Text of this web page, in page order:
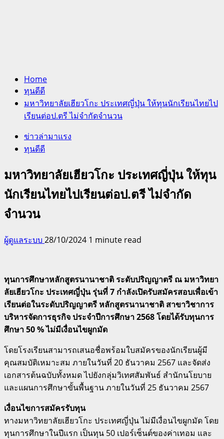
Home
ทุนดีดี
มหาวิทยาลัยเฮียวโกะ ประเทศญี่ปุ่น ให้ทุนนักเรียนไทยไป
เรียนต่อป.ตรี ไม่จำกัดจำนวน
ข่าวล่ามาแรง
ทุนดีดี
มหาวิทยาลัยเฮียวโกะ ประเทศญี่ปุ่น ให้ทุน
นักเรียนไทยไปเรียนต่อป.ตรี ไม่จำกัด
จำนวน
ผู้ดูแลระบบ 28/10/2024 1 minute read
ทุนการศึกษาหลักสูตรนานาชาติ ระดับปริญญาตรี ณ มหาวิทยา
ลัยเฮียวโกะ ประเทศญี่ปุ่น รุ่นที่ 7 กำลังเปิดรับสมัครสอบเพื่อเข้า
เรียนต่อในระดับปริญญาตรี หลักสูตรนานาชาติ สาขาวิชาการ
บริหารจัดการธุรกิจ ประจำปีการศึกษา 2568 โดยได้รับทุนการ
ศึกษา 50 % ไม่มีเงื่อนไขผูกมัด
โดยโรงเรียนสามารถเสนอชื่อพร้อมใบสมัครของนักเรียนผู้มี
คุณสมบัติเหมาะสม ภายในวันที่ 20 ธันวาคม 2567 และจัดส่ง
เอกสารต้นฉบับทั้งหมด ไปยังกลุ่มวิเทศสัมพันธ์ สำนักนโยบาย
และแผนการศึกษาขั้นพื้นฐาน ภายในวันที่ 25 ธันวาคม 2567
เงื่อนไขการสมัครรับทุน
ทางมหาวิทยาลัยเฮียวโกะ ประเทศญี่ปุ่น ไม่มีเงื่อนไขผูกมัด โดย
ทุนการศึกษาในปีแรก เป็นทุน 50 เปอร์เซ็นต์ของค่าเทอม และ